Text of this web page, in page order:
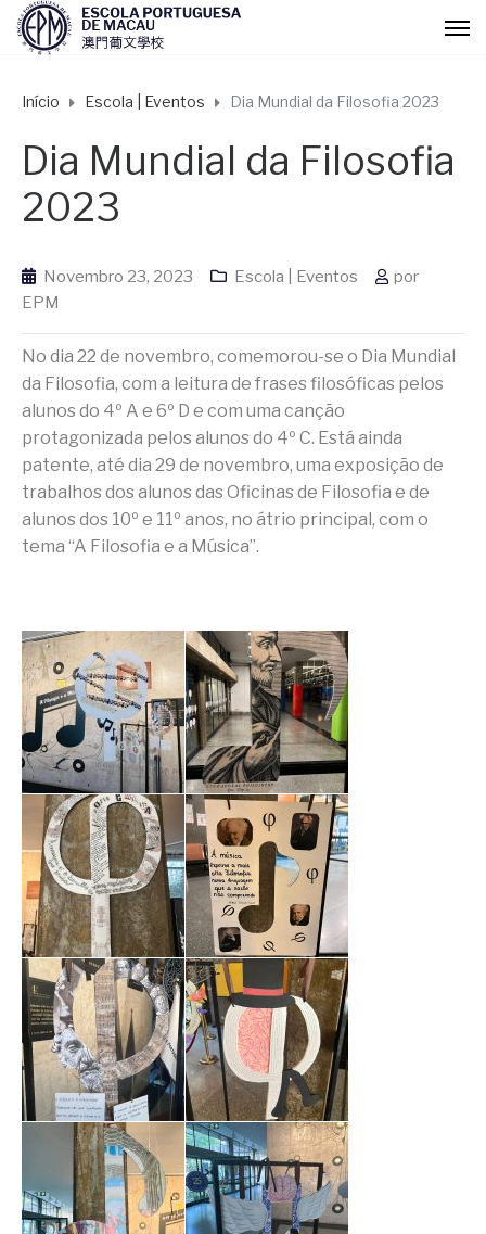
Início Escola | Eventos Dia Mundial da Filosofia 2023
Dia Mundial da Filosofia
2023
Novembro 23, 2023 Escola | Eventos
por
EPM
No dia 22 de novembro, comemorou-se o Dia Mundial
da Filosofia, com a leitura de frases filosóficas pelos
alunos do 4º A e 6º D e com uma canção
protagonizada pelos alunos do 4º C. Está ainda
patente, até dia 29 de novembro, uma exposição de
trabalhos dos alunos das Oficinas de Filosofia e de
alunos dos 10º e 11º anos, no átrio principal, com o
tema “A Filosofia e a Música”.